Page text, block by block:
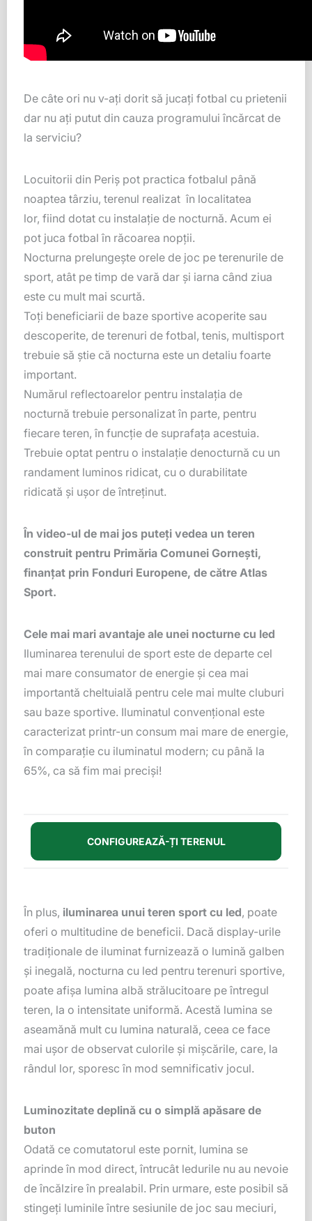
De câte ori nu v-aţi dorit să jucaţi fotbal cu prietenii
dar nu aţi putut din cauza programuluiîncărcat de
la serviciu?
Locuitorii din Periş pot practica fotbalul până
noaptea târziu, terenul realizatîn localitatea
lor, fiind dotat cu instalaţie de nocturnă. Acum ei
pot juca fotbalîn răcoarea nopţii.
Nocturna prelungeşte orele de joc pe terenurile de
sport, atât pe timp de vară dar şi iarna când ziua
este cu mult mai scurtă.
Toţi beneficiarii de baze sportive acoperite sau
descoperite, de terenuri de fotbal, tenis, multisport
trebuie să ştie că nocturna este un detaliu foarte
important.
Numărul reflectoarelor pentru instalaţia de
nocturnă trebuie personalizatîn parte, pentru
fiecare teren,în funcţie de suprafaţa acestuia.
Trebuie optat pentru o instalaţie denocturnă cu un
randament luminos ridicat, cu o durabilitate
ridicată şi uşor deîntreţinut.
În video-ul de mai jos puteţi vedea un teren
construit pentru Primăria Comunei Gorneşti,
finanţat prin Fonduri Europene, de către Atlas
Sport.
Cele mai mari avantaje ale unei nocturne cu led
Iluminarea terenului de sport este de departe cel
mai mare consumator de energie şi cea mai
importantă cheltuială pentru cele mai multe cluburi
sau baze sportive. Iluminatul convenţional este
caracterizat printr-un consum mai mare de energie,
în comparaţie cu iluminatul modern; cu până la
65%, ca să fim mai precişi!
CONFIGUREAZĂ-ȚI TERENUL
În plus, iluminarea unui teren sport cu led, poate
oferi o multitudine de beneficii. Dacă display-urile
tradiţionale de iluminat furnizează o lumină galben
şi inegală, nocturna cu led pentru terenuri sportive,
poate afişa lumina albă strălucitoare pe întregul
teren, la o intensitate uniformă. Acestă lumina se
aseamănă mult cu lumina naturală, ceea ce face
mai uşor de observat culorile şi mişcările, care, la
rândul lor, sporesc în mod semnificativ jocul.
Luminozitate deplină cu o simplă apăsare de
buton
Odată ce comutatorul este pornit, lumina se
aprinde în mod direct, întrucât ledurile nu au nevoie
de încălzire în prealabil. Prin urmare, este posibil să
stingeţi luminile între sesiunile de joc sau meciuri,